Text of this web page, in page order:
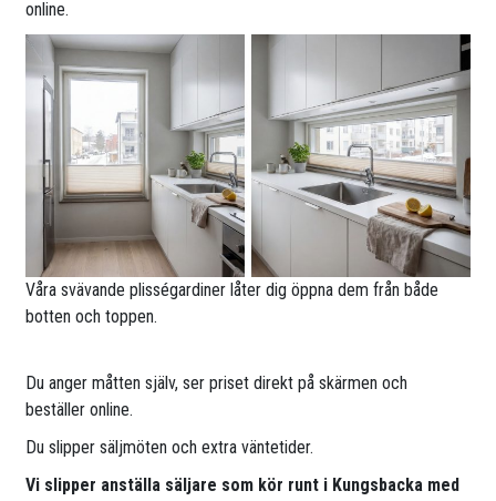
online.
Våra svävande plisségardiner låter dig öppna dem från både
botten och toppen.
Du anger måtten själv, ser priset direkt på skärmen och
beställer online.
Du slipper säljmöten och extra väntetider.
Vi slipper anställa säljare som kör runt i Kungsbacka med